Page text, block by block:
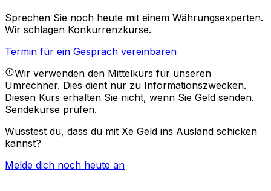
Sprechen Sie noch heute mit einem Währungsexperten.
Wir schlagen Konkurrenzkurse.
Termin für ein Gespräch vereinbaren
Wir verwenden den Mittelkurs für unseren
Umrechner. Dies dient nur zu Informationszwecken.
Diesen Kurs erhalten Sie nicht, wenn Sie Geld senden.
Sendekurse prüfen.
Wusstest du, dass du mit Xe Geld ins Ausland schicken
kannst?
Melde dich noch heute an